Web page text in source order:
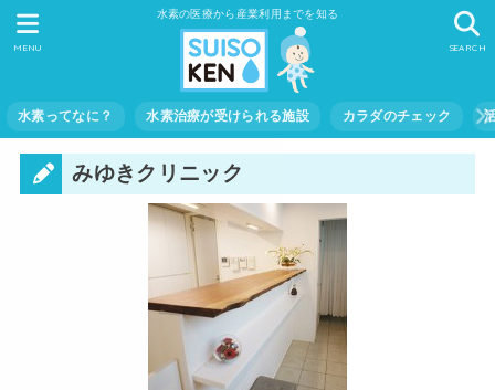
水素の医療から産業利用までを知る
SEARCH
MENU
水素ってなに？ 水素治療が受けられる施設 カラダのチェック
みゆきクリニック